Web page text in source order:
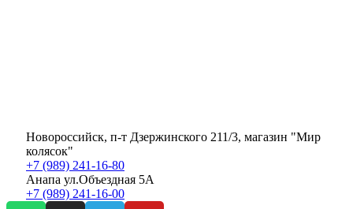
Новороссийск, п-т Дзержинского 211/3, магазин "Мир
колясок"
+7 (989) 241-16-80
Анапа ул.Объездная 5А
+7 (989) 241-16-00